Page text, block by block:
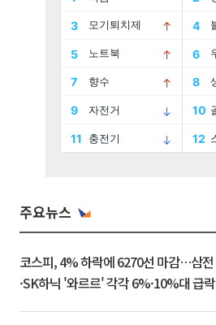
주요뉴스
코스피, 4% 하락에 6270선 마감…삼전
·SK하닉 '와르르' 각각 6%·10%대 급락